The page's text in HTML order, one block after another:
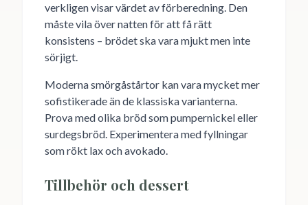
verkligen visar värdet av förberedning. Den
måste vila över natten för att få rätt
konsistens – brödet ska vara mjukt men inte
sörjigt.
Moderna smörgåstårtor kan vara mycket mer
sofistikerade än de klassiska varianterna.
Prova med olika bröd som pumpernickel eller
surdegsbröd. Experimentera med fyllningar
som rökt lax och avokado.
Tillbehör och dessert